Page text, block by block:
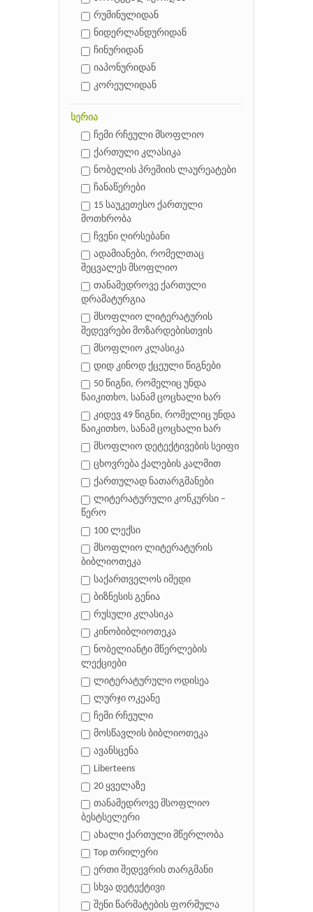
რუმინულიდან
ნიდერლანდურიდან
ჩინურიდან
იაპონურიდან
კორეულიდან
სერია
ჩემი რჩეული მსოფლიო
ქართული კლასიკა
ნობელის პრემიის ლაურეატები
ჩანაწერები
15 საუკეთესო ქართული
მოთხრობა
ჩვენი ღირსებანი
ადამიანები, რომელთაც
შეცვალეს მსოფლიო
თანამედროვე ქართული
დრამატურგია
მსოფლიო ლიტერატურის
შედევრები მოზარდებისთვის
მსოფლიო კლასიკა
დიდ კინოდ ქცეული წიგნები
50 წიგნი, რომელიც უნდა
წაიკითხო, სანამ ცოცხალი ხარ
კიდევ 49 წიგნი, რომელიც უნდა
წაიკითხო, სანამ ცოცხალი ხარ
მსოფლიო დეტექტივების სეიფი
ცხოვრება ქალების კალმით
ქართულად ნათარგმანები
ლიტერატურული კონკურსი –
წერო
100 ლექსი
მსოფლიო ლიტერატურის
ბიბლიოთეკა
საქართველოს იმედი
ბიზნესის გენია
რუსული კლასიკა
კინობიბლიოთეკა
ნობელიანტი მწერლების
ლექციები
ლიტერატურული ოდისეა
ლურჯი ოკეანე
ჩემი რჩეული
მოსწავლის ბიბლიოთეკა
ავანსცენა
Liberteens
20 ყველაზე
თანამედროვე მსოფლიო
ბესტსელერი
ახალი ქართული მწერლობა
Top თრილერი
ერთი შედევრის თარგმანი
სხვა დეტექტივი
შენი წარმატების ფორმულა